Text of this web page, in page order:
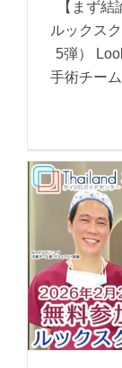
【まず
ルックス
5弾）
手術チー